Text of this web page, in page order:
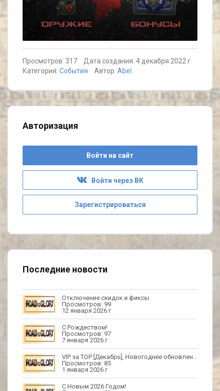
Просмотров: 317
Дата создания: 4 декабря 2022 г
Категория: События Автор: Abel
Авторизация
Войти на сайт
Войти через ВК
Зарегистрироваться
Последние новости
Отключение скидок и фиксы
Просмотров: 99
12 января 2026 г
С Рождеством!
Просмотров: 97
7 января 2026 г
VIP за TOP [Декабрь], Новогоднее обновление
Просмотров: 85
1 января 2026 г
С Новым 2026 Годом!